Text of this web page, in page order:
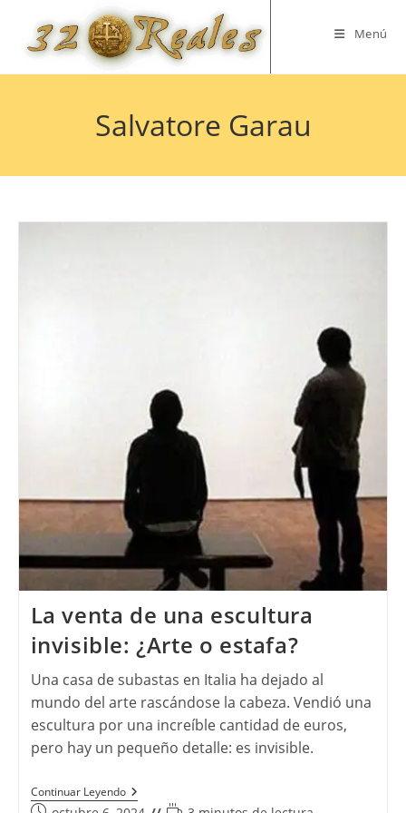
contenido
Menú
Salvatore Garau
La venta de una escultura
invisible: ¿Arte o estafa?
Una casa de subastas en Italia ha dejado al
mundo del arte rascándose la cabeza. Vendió una
escultura por una increíble cantidad de euros,
pero hay un pequeño detalle: es invisible.
Continuar LeyendoLa
Venta